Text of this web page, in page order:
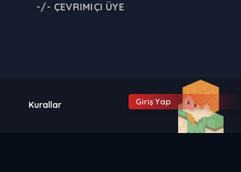
-/- ÇEVRIMIÇI ÜYE
Kurallar Giriş Yap